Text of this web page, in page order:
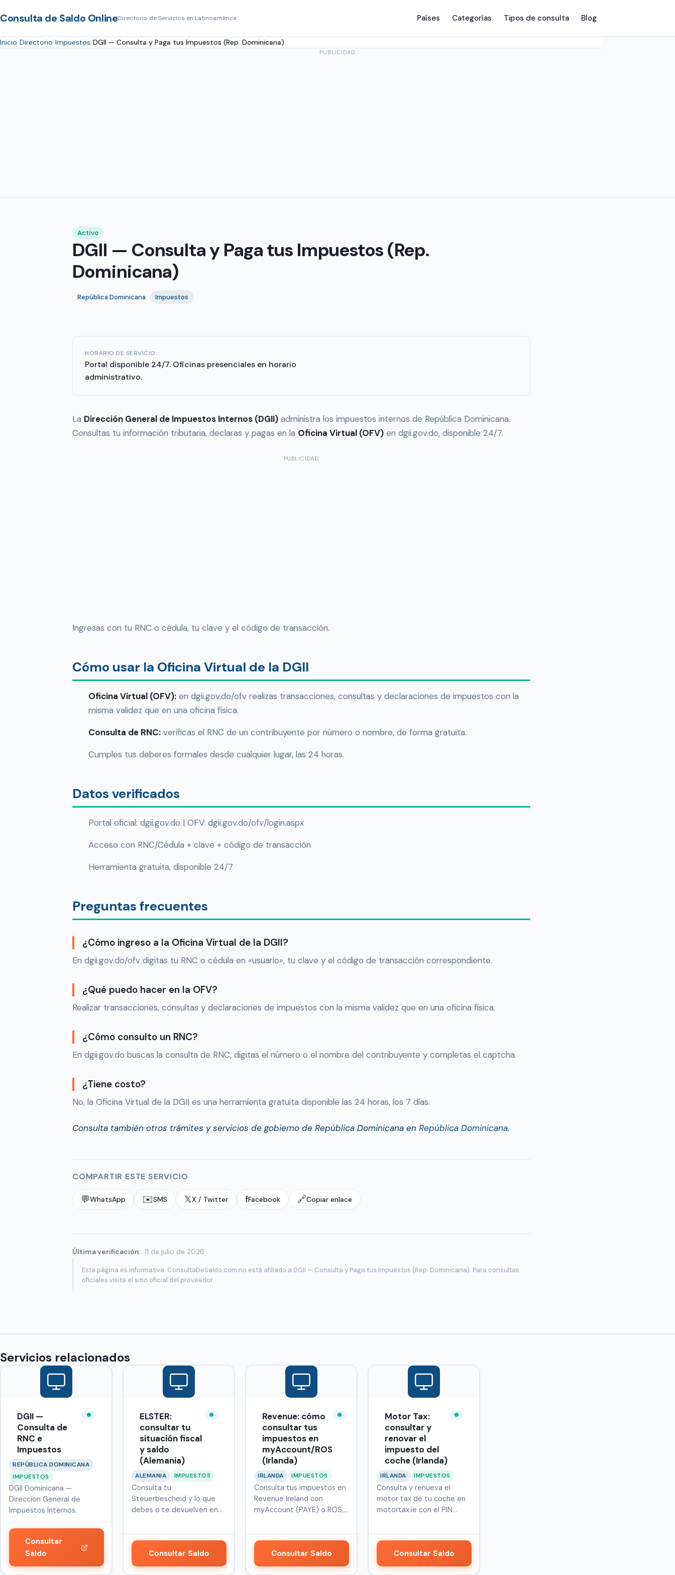
Consulta de Saldo OnlineDirectorio de Servicios en Latinoamérica Países Categorías Tipos de consulta Blog
Inicio Directorio Impuestos DGII — Consulta y Paga tus Impuestos (Rep. Dominicana)
PUBLICIDAD
Activo
DGII — Consulta y Paga tus Impuestos (Rep.
Dominicana)
República Dominicana Impuestos
HORARIO DE SERVICIO:
Portal disponible 24/7. Oficinas presenciales en horario
administrativo.
La Dirección General de Impuestos Internos (DGII) administra los impuestos internos de República Dominicana.
Consultas tu información tributaria, declaras y pagas en la Oficina Virtual (OFV) en dgii.gov.do, disponible 24/7.
PUBLICIDAD
Ingresas con tu RNC o cédula, tu clave y el código de transacción.
Cómo usar la Oficina Virtual de la DGII
Oficina Virtual (OFV): en dgii.gov.do/ofv realizas transacciones, consultas y declaraciones de impuestos con la
misma validez que en una oficina física.
Consulta de RNC: verificas el RNC de un contribuyente por número o nombre, de forma gratuita.
Cumples tus deberes formales desde cualquier lugar, las 24 horas.
Datos verificados
Portal oficial: dgii.gov.do | OFV: dgii.gov.do/ofv/login.aspx
Acceso con RNC/Cédula + clave + código de transacción
Herramienta gratuita, disponible 24/7
Preguntas frecuentes
¿Cómo ingreso a la Oficina Virtual de la DGII?
En dgii.gov.do/ofv digitas tu RNC o cédula en «usuario», tu clave y el código de transacción correspondiente.
¿Qué puedo hacer en la OFV?
Realizar transacciones, consultas y declaraciones de impuestos con la misma validez que en una oficina física.
¿Cómo consulto un RNC?
En dgii.gov.do buscas la consulta de RNC, digitas el número o el nombre del contribuyente y completas el captcha.
¿Tiene costo?
No, la Oficina Virtual de la DGII es una herramienta gratuita disponible las 24 horas, los 7 días.
Consulta también otros trámites y servicios de gobierno de República Dominicana en República Dominicana.
COMPARTIR ESTE SERVICIO
💬WhatsApp ✉️SMS 𝕏X / Twitter fFacebook 🔗Copiar enlace
Última verificación: 11 de julio de 2026
Esta página es informativa. ConsultaDeSaldo.com no está afiliado a DGII — Consulta y Paga tus Impuestos (Rep. Dominicana). Para consultas
oficiales visita el sitio oficial del proveedor.
Servicios relacionados
DGII —
Consulta de
RNC e
Impuestos
REPÚBLICA DOMINICANA
IMPUESTOS
DGII Dominicana —
Direccion General de
Impuestos Internos.
Consultar
Saldo
ELSTER:
consultar tu
situación fiscal
y saldo
(Alemania)
ALEMANIA IMPUESTOS
Consulta tu
Steuerbescheid y lo que
debes o te devuelven en
Consultar Saldo
Revenue: cómo
consultar tus
impuestos en
myAccount/ROS
(Irlanda)
IRLANDA IMPUESTOS
Consulta tus impuestos en
Revenue Ireland con
myAccount (PAYE) o ROS,
Consultar Saldo
Motor Tax:
consultar y
renovar el
impuesto del
coche (Irlanda)
IRLANDA IMPUESTOS
Consulta y renueva el
motor tax de tu coche en
motortax.ie con el PIN
Consultar Saldo